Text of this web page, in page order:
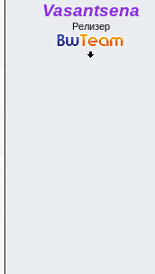
Vasantsena
Релизер